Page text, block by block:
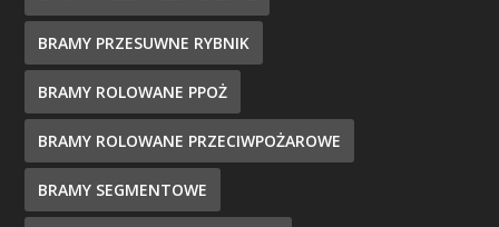
BRAMY PRZESUWNE RYBNIK
BRAMY ROLOWANE PPOŻ
BRAMY ROLOWANE PRZECIWPOŻAROWE
BRAMY SEGMENTOWE